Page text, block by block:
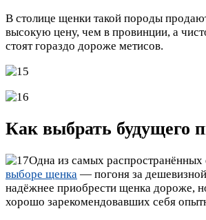
В столице щенки такой породы
высокую цену, чем в провинции, а
стоят гораздо дороже метисов.
Как выбрать будущего
Одна из самых
выборе щенка — погоня за
надёжнее приобрести щенка дороже,
хорошо зарекомендовавших себя